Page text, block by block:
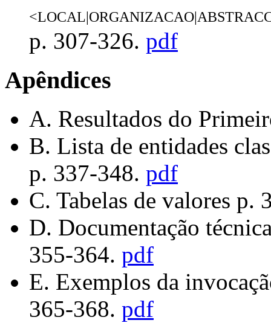
p. 307-326. pdf
Apêndices
A. Resultados do
B. Lista de entidades
p. 337-348. pdf
C. Tabelas de valores p.
D. Documentação
355-364. pdf
E. Exemplos da
365-368. pdf